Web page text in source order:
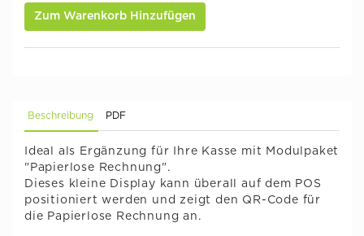
Zum Warenkorb Hinzufügen
Beschreibung PDF
Ideal als Ergänzung für Ihre Kasse mit Modulpaket
"Papierlose Rechnung".
Dieses kleine Display kann überall auf dem POS
positioniert werden und zeigt den QR-Code für
die Papierlose Rechnung an.